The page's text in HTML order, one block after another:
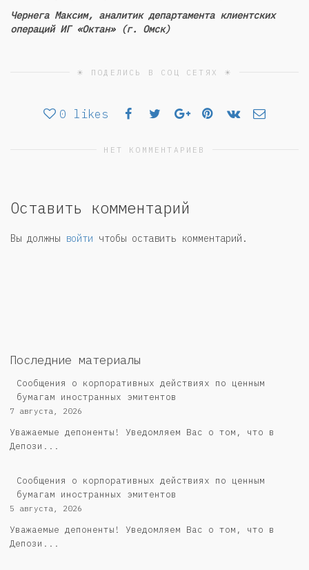
Чернега Максим, аналитик департамента клиентских
операций ИГ «Октан» (г. Омск)
☀ ПОДЕЛИСЬ В СОЦ СЕТЯХ ☀
0 likes
НЕТ КОММЕНТАРИЕВ
Оставить комментарий
Вы должны войти чтобы оставить комментарий.
Последние материалы
Сообщения о корпоративных действиях по ценным
бумагам иностранных эмитентов
7 августа, 2026
Уважаемые депоненты! Уведомляем Вас о том, что в
Депози...
Сообщения о корпоративных действиях по ценным
бумагам иностранных эмитентов
5 августа, 2026
Уважаемые депоненты! Уведомляем Вас о том, что в
Депози...